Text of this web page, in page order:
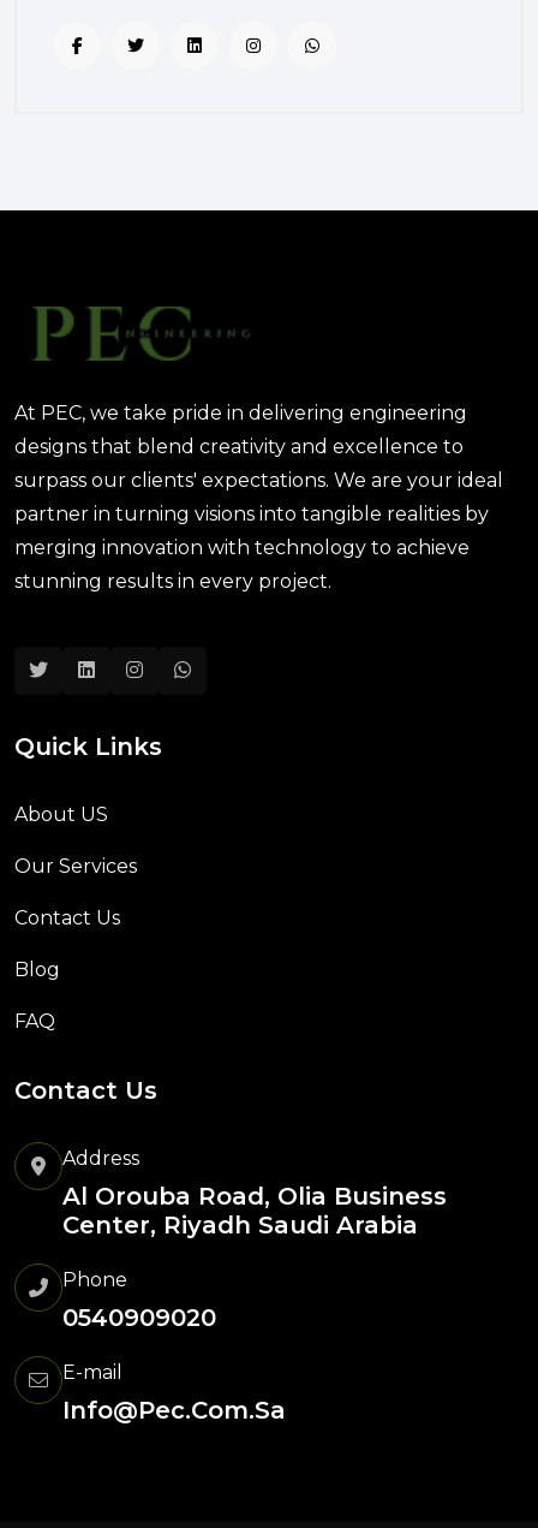
أكثر إنسانية
والتكاليف؟
At PEC, we take pride in delivering engineering
designs that blend creativity and excellence to
surpass our clients' expectations. We are your ideal
partner in turning visions into tangible realities by
merging innovation with technology to achieve
stunning results in every project.
Quick Links
About US
Our Services
Contact Us
Blog
FAQ
Contact Us
Address
Al Orouba Road, Olia Business
Center, Riyadh Saudi Arabia
Phone
0540909020
E-mail
Info@pec.com.sa